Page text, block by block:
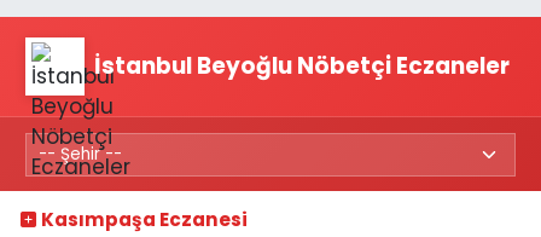
İstanbul Beyoğlu Nöbetçi Eczaneler
Kasımpaşa Eczanesi